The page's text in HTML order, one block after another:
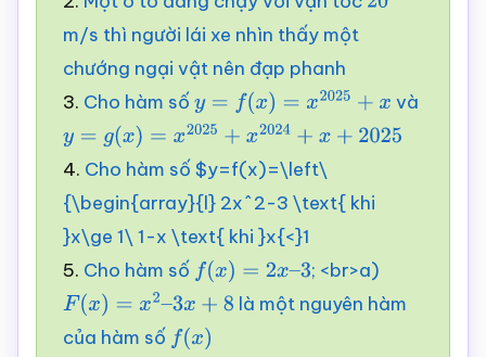
20
m/s thì người lái xe nhìn thấy một
chướng ngại vật nên đạp phanh
3. Cho hàm số y=f( x)=x 2025+x
và
y =g (x)=x 2025+x 2024+x +2025
4. Cho hàm số $y=f(x)=\left\
{\begin{array}{l} 2x^2-3 \text{ khi
}x\ge 1\ 1-x \text{ khi }x{<}1
5. Cho hàm số f(x)= 2x –3
; <br>a)
F(x)= x2 –3x+8
là một nguyên hàm
của hàm số f(x)